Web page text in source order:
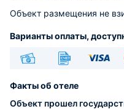
Объект размещения не
Варианты оплаты,
Факты об отеле
Объект прошел